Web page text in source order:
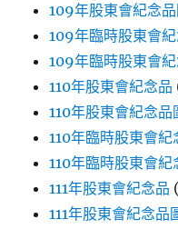
109年股東會紀念品
109年臨時股東會
109年臨時股東會
110年股東會紀念品
110年股東會紀念品
110年臨時股東會紀
110年臨時股東會紀
111年股東會紀念品
111年股東會紀念品